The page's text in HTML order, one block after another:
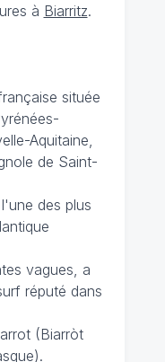
à Biarritz.
située
Aquitaine,
de Saint-
des plus
vagues, a
réputé dans
(Biarròt